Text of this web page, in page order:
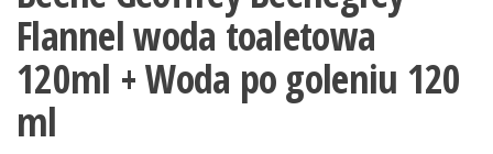
Flannel woda toaletowa
120ml + Woda po goleniu 120
ml